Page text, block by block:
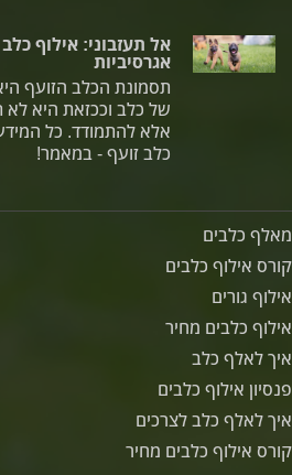
אל תעזבוני: אילוף
אגרסיביות
תסמונת הכלב הזועף
של כלב וככזאת היא לא
אלא להתמודד. כל
כלב זועף - במאמר!
מאלף כלבים
קורס אילוף כלבים
אילוף גורים
אילוף כלבים מחיר
איך לאלף כלב
פנסיון אילוף כלבים
איך לאלף כלב לצרכים
קורס אילוף כלבים מחיר